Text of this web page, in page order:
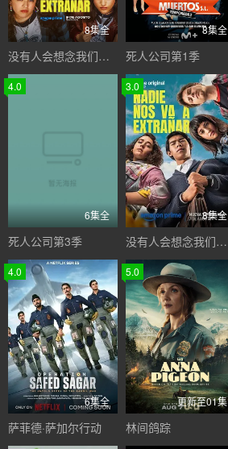
8集全
没有人会想念我们第一季
8集全
死人公司第1季
4.0
6集全
死人公司第3季
3.0
8集全
没有人会想念我们第二季
4.0
6集全
萨菲德·萨加尔行动
5.0
更新至01集
林间鸽踪